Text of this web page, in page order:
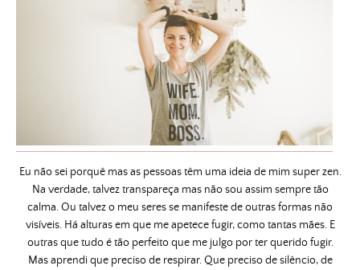
Eu não sei porquê mas as pessoas têm uma ideia de mim super zen.
Na verdade, talvez transpareça mas não sou assim sempre tão
calma. Ou talvez o meu seres se manifeste de outras formas não
visíveis. Há alturas em que me apetece fugir, como tantas mães. E
outras que tudo é tão perfeito que me julgo por ter querido fugir.
Mas aprendi que preciso de respirar. Que preciso de silêncio, de